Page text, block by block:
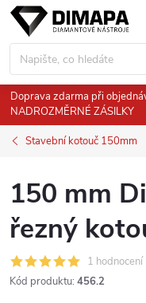
Přejít
obsah
Doprava zdarma při
NADROZMĚRNÉ ZÁSILKY
Stavební kotouč 150mm
150 mm
řezný
1 hodnocení
Kód produktu: 456.2